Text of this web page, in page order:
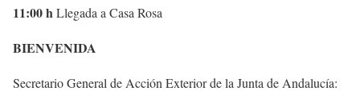
11:00 hLlegada a Casa Rosa
BIENVENIDA
Secretario General de Acción Exterior de la Junta de Andalucía: